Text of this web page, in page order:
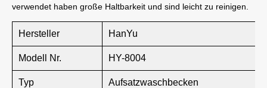
verwendet haben große Haltbarkeit und sind leicht zu reinigen.
Hersteller HanYu
Modell Nr. HY-8004
Typ Aufsatzwaschbecken